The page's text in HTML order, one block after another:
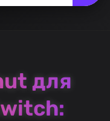
для